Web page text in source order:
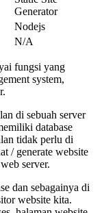
Generator
Nodejs
N/A
fungsi yang
system,
di sebuah server
database
tidak perlu di
/ generate website
server.
dan sebagainya di
website kita.